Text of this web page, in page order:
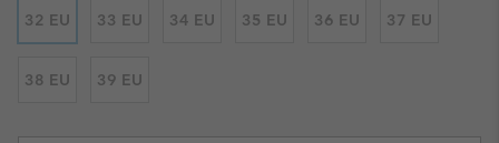
32 EU 33 EU 34 EU 35 EU 36 EU 37 EU
38 EU 39 EU